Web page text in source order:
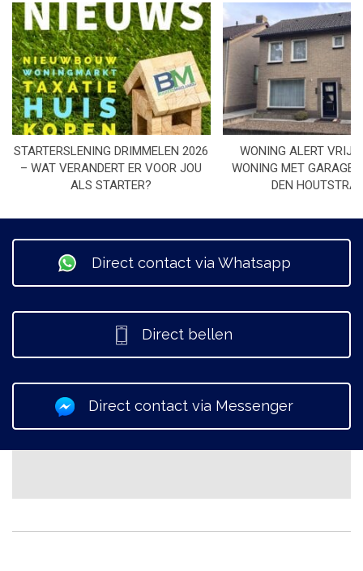
STARTERSLENING DRIMMELEN 2026
– WAT VERANDERT ER VOOR JOU
ALS STARTER?
WONING ALERT
WONING MET GARAGE
DEN
Direct contact via Whatsapp
Direct bellen
Direct contact via Messenger